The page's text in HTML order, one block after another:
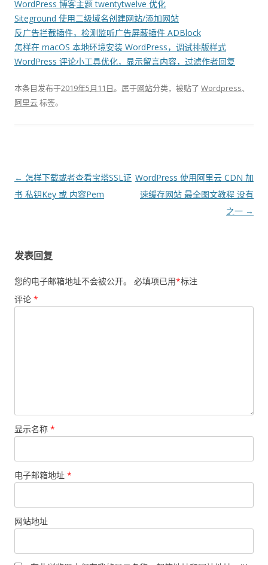
WordPress 博客主题 twentytwelve 优化
Siteground 使用二级域名创建网站/添加网站
反广告拦截插件，检测监听广告屏蔽插件 ADBlock
怎样在 macOS 本地环境安装 WordPress，调试排版样式
WordPress 评论小工具优化，显示留言内容，过滤作者回复
本条目发布于2019年5月11日。属于网站分类，被贴了 Wordpress、
阿里云标签。
文
章
← 怎样下载或者查看宝塔SSL证
书 私钥Key 或 内容Pem
WordPress 使用阿里云 CDN 加
速缓存网站 最全图文教程 没有
之一 →
发表回复
您的电子邮箱地址不会被公开。 必填项已用*标注
评论 *
显示名称 *
电子邮箱地址 *
网站地址